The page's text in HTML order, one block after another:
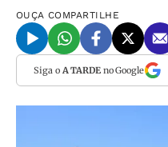
OUÇA COMPARTILHE
Siga o A TARDEno Google